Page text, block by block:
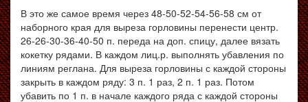
В это же самое время через 48-50-52-54-56-58 см от
наборного края для выреза горловины перенести центр.
26-26-30-36-40-50 п. переда на доп. спицу, далее вязать
кокетку рядами. В каждом лиц.р. выполнять убавления по
линиям реглана. Для выреза горловины с каждой стороны
закрыть в каждом ряду: 3 п. 1 раз, 2 п. 1 раз. Потом
убавить по 1 п. в начале каждого ряда с каждой стороны